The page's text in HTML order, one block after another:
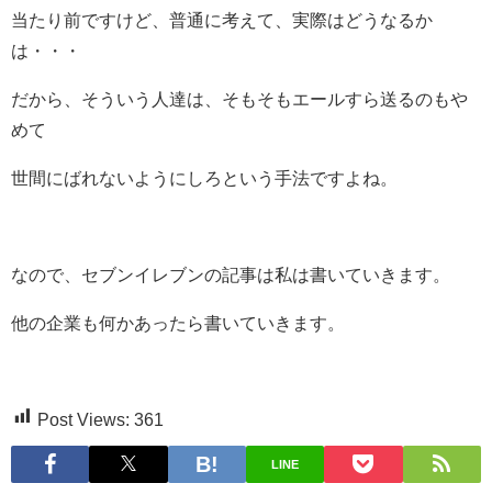
当たり前ですけど、普通に考えて、実際はどうなるか
は・・・
だから、そういう人達は、そもそもエールすら送るのもや
めて
世間にばれないようにしろという手法ですよね。
なので、セブンイレブンの記事は私は書いていきます。
他の企業も何かあったら書いていきます。
Post Views: 361
LINE